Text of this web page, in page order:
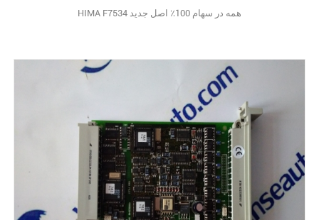
HIMA F7534 همه در سهام 100٪ اصل جدید